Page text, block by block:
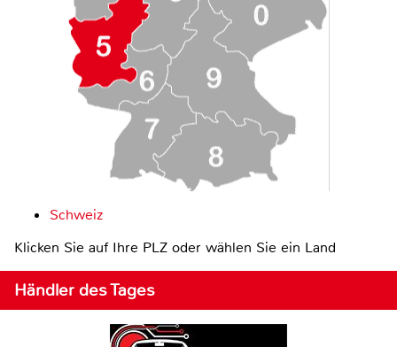
Schweiz
Klicken Sie auf Ihre PLZ oder wählen Sie ein Land
Händler des Tages